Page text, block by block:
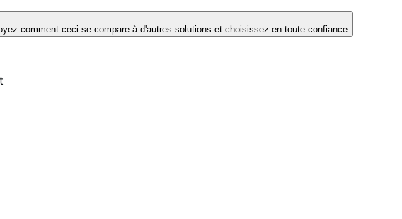
comment ceci se compare à d'autres solutions et choisissez en toute confiance